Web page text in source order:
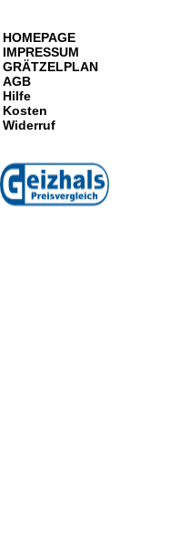
HOMEPAGE
IMPRESSUM
GRÄTZELPLAN
AGB
Hilfe
Kosten
Widerruf